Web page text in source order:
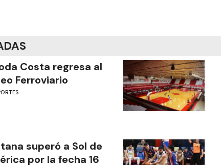
Costa regresa al
Ferroviario
superó a Sol de
por la fecha 16